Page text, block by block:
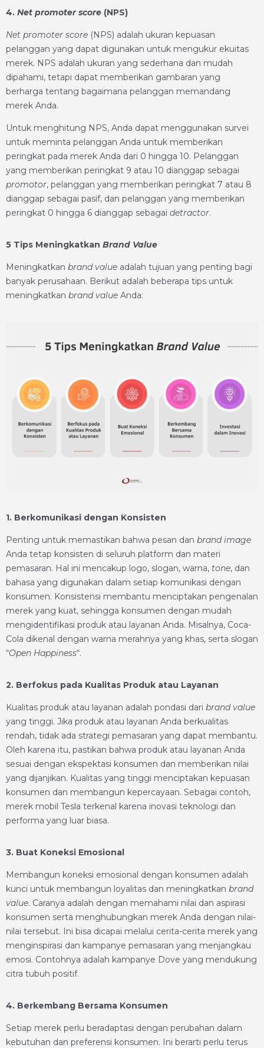
4. Net promoter score (NPS)
Net promoter score (NPS) adalah ukuran kepuasan
pelanggan yang dapat digunakan untuk mengukur ekuitas
merek. NPS adalah ukuran yang sederhana dan mudah
dipahami, tetapi dapat memberikan gambaran yang
berharga tentang bagaimana pelanggan memandang
merek Anda.
Untuk menghitung NPS, Anda dapat menggunakan survei
untuk meminta pelanggan Anda untuk memberikan
peringkat pada merek Anda dari 0 hingga 10. Pelanggan
yang memberikan peringkat 9 atau 10 dianggap sebagai
promotor, pelanggan yang memberikan peringkat 7 atau 8
dianggap sebagai pasif, dan pelanggan yang memberikan
peringkat 0 hingga 6 dianggap sebagai detractor.
5 Tips Meningkatkan Brand Value
Meningkatkan brand value adalah tujuan yang penting bagi
banyak perusahaan. Berikut adalah beberapa tips untuk
meningkatkan brand value Anda:
1. Berkomunikasi dengan Konsisten
Penting untuk memastikan bahwa pesan dan brand image
Anda tetap konsisten di seluruh platform dan materi
pemasaran. Hal ini mencakup logo, slogan, warna, tone, dan
bahasa yang digunakan dalam setiap komunikasi dengan
konsumen. Konsistensi membantu menciptakan pengenalan
merek yang kuat, sehingga konsumen dengan mudah
mengidentifikasi produk atau layanan Anda. Misalnya, Coca-
Cola dikenal dengan warna merahnya yang khas, serta slogan
“Open Happiness“.
2. Berfokus pada Kualitas Produk atau Layanan
Kualitas produk atau layanan adalah pondasi dari brand value
yang tinggi. Jika produk atau layanan Anda berkualitas
rendah, tidak ada strategi pemasaran yang dapat membantu.
Oleh karena itu, pastikan bahwa produk atau layanan Anda
sesuai dengan ekspektasi konsumen dan memberikan nilai
yang dijanjikan. Kualitas yang tinggi menciptakan kepuasan
konsumen dan membangun kepercayaan. Sebagai contoh,
merek mobil Tesla terkenal karena inovasi teknologi dan
performa yang luar biasa.
3. Buat Koneksi Emosional
Membangun koneksi emosional dengan konsumen adalah
kunci untuk membangun loyalitas dan meningkatkan brand
value. Caranya adalah dengan memahami nilai dan aspirasi
konsumen serta menghubungkan merek Anda dengan nilai-
nilai tersebut. Ini bisa dicapai melalui cerita-cerita merek yang
menginspirasi dan kampanye pemasaran yang menjangkau
emosi. Contohnya adalah kampanye Dove yang mendukung
citra tubuh positif.
4. Berkembang Bersama Konsumen
Setiap merek perlu beradaptasi dengan perubahan dalam
kebutuhan dan preferensi konsumen. Ini berarti perlu terus